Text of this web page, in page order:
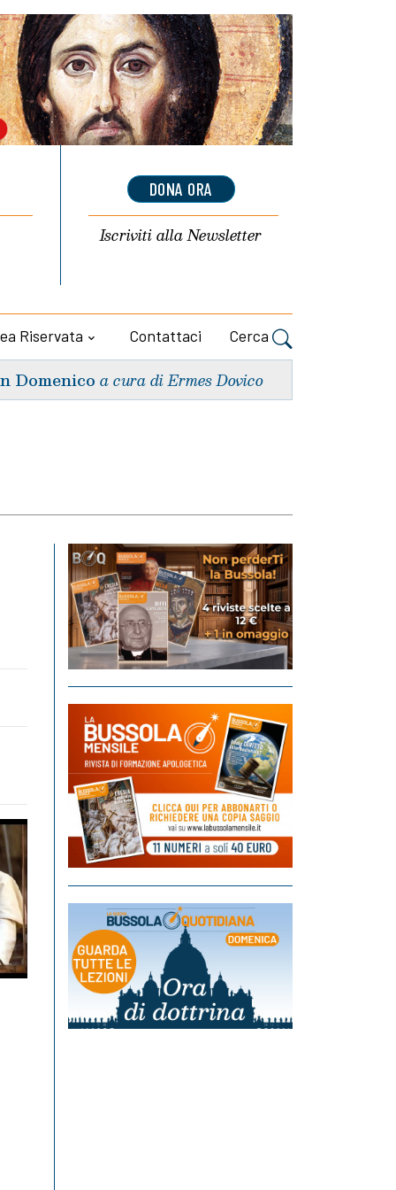
DONA ORA
Iscriviti allaNewsletter
Riservata Contattaci Cerca
Domenico a cura di Ermes Dovico